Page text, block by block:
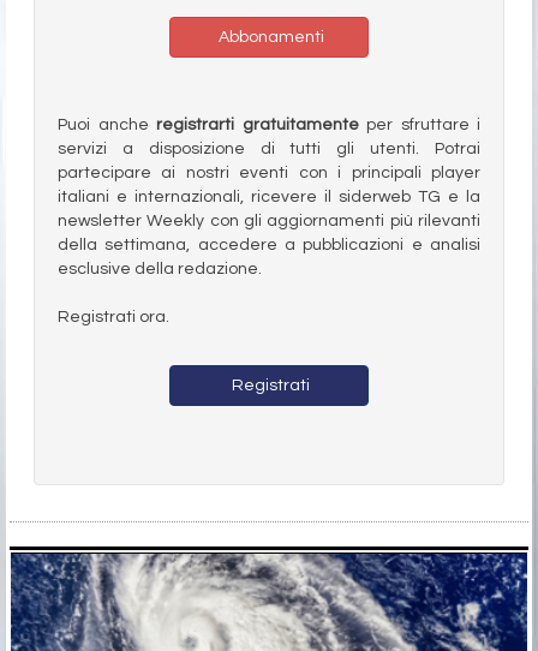
Abbonamenti
Puoi anche registrarti gratuitamenteper sfruttare i
servizi a disposizione di tutti gli utenti. Potrai
partecipare ai nostri eventi con i principali player
italiani e internazionali, ricevere il siderweb TG e la
newsletter Weekly con gli aggiornamenti più rilevanti
della settimana, accedere a pubblicazioni e analisi
esclusive della redazione.
Registrati ora.
Registrati